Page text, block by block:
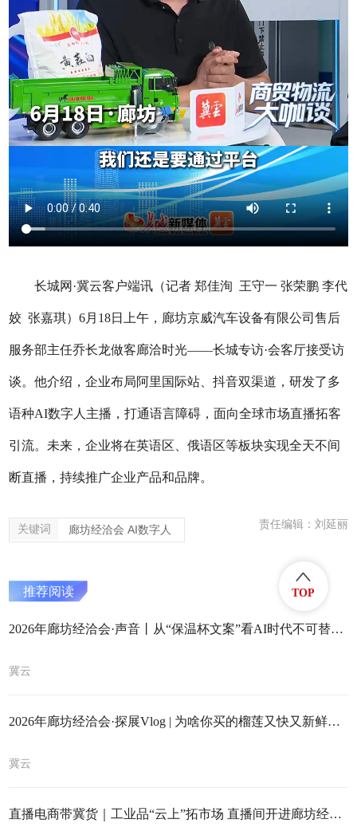
长城网·冀云客户端讯（记者 郑佳洵 王守一 张荣鹏 李代
姣 张嘉琪）6月18日上午，廊坊京威汽车设备有限公司售后
服务部主任乔长龙做客廊洽时光——长城专访·会客厅接受访
谈。他介绍，企业布局阿里国际站、抖音双渠道，研发了多
语种AI数字人主播，打通语言障碍，面向全球市场直播拓客
引流。未来，企业将在英语区、俄语区等板块实现全天不间
断直播，持续推广企业产品和品牌。
关键词 廊坊经洽会 AI数字人 责任编辑：刘延丽
推荐阅读
2026年廊坊经洽会·声音丨从“保温杯文案”看AI时代不可替代的认知真相
冀云
2026年廊坊经洽会·探展Vlog | 为啥你买的榴莲又快又新鲜？我在廊洽会现场帮你找答案
冀云
直播电商带冀货｜工业品“云上”拓市场 直播间开进廊坊经洽会
TOP